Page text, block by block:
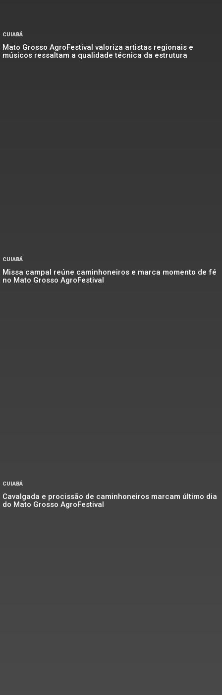
CUIABÁ
Mato Grosso AgroFestival valoriza artistas regionais e
músicos ressaltam a qualidade técnica da estrutura
CUIABÁ
Missa campal reúne caminhoneiros e marca momento de fé
no Mato Grosso AgroFestival
CUIABÁ
Cavalgada e procissão de caminhoneiros marcam último dia
do Mato Grosso AgroFestival